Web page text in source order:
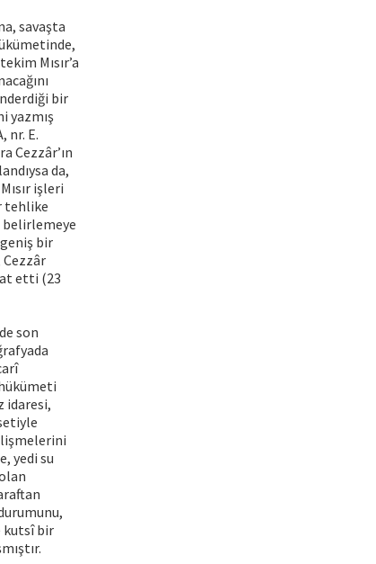
savaşta
Mısır’a
bir
yazmış
nr. E.
Cezzâr’ın
da,
işleri
tehlike
belirlemeye
bir
Cezzâr
etti (23
son
idaresi,
yedi su
kutsî bir